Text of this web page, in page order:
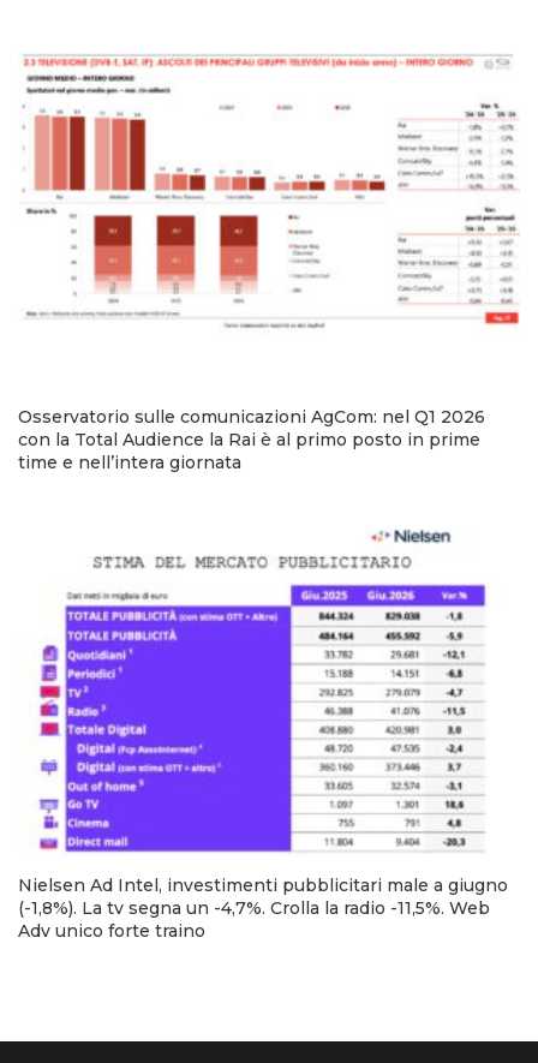
Osservatorio sulle comunicazioni AgCom: nel Q1 2026
con la Total Audience la Rai è al primo posto in prime
time e nell’intera giornata
Nielsen Ad Intel, investimenti pubblicitari male a giugno
(-1,8%). La tv segna un -4,7%. Crolla la radio -11,5%. Web
Adv unico forte traino